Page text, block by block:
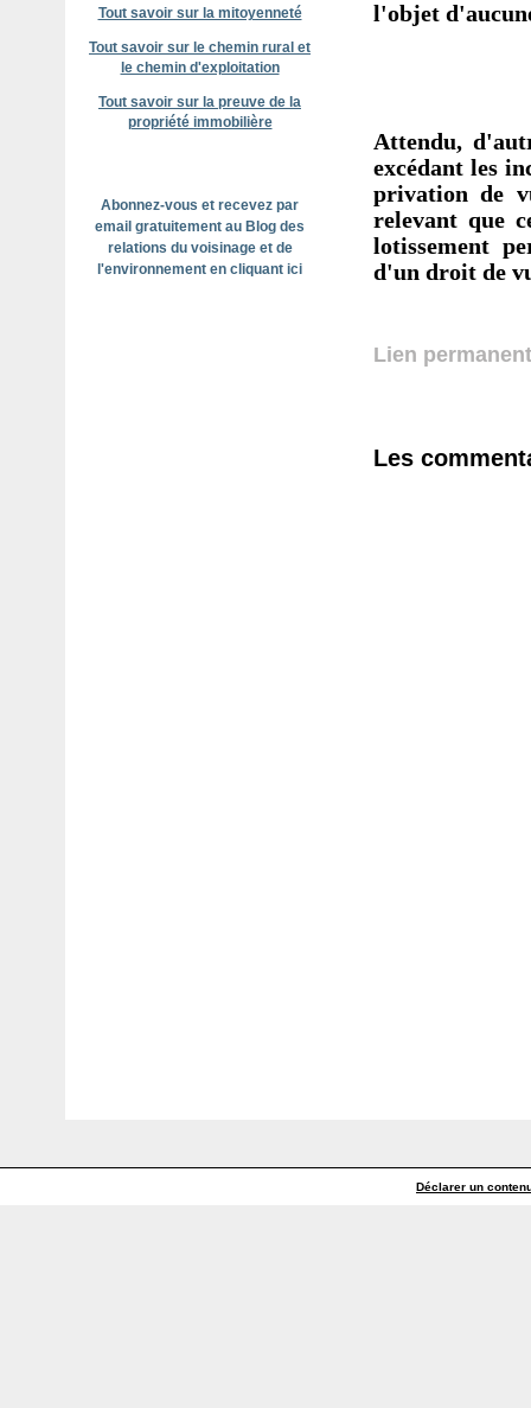
Tout savoir sur la mitoyenneté
Tout savoir sur le chemin rural et
le chemin d'exploitation
Tout savoir sur la preuve de la
propriété immobilière
Abonnez-vous et recevez par
email gratuitement au Blog des
relations du voisinage et de
l'environnement en cliquant ici
l'objet
Attendu,
excédant les
privation de
relevant que
lotissement
d'un droit de
Lien permanent
Les
Déclarer un